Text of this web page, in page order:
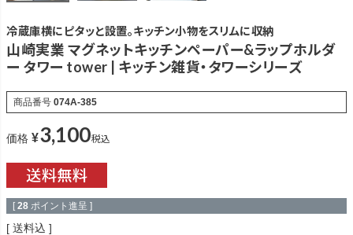
冷蔵庫横にピタッと設置。キッチン小物をスリムに収納
山崎実業 マグネットキッチンペーパー&ラップホルダ
ー タワー tower | キッチン雑貨・タワーシリーズ
商品番号 074A-385
価格 ¥3,100税込
[ 28 ポイント進呈 ]
送料込